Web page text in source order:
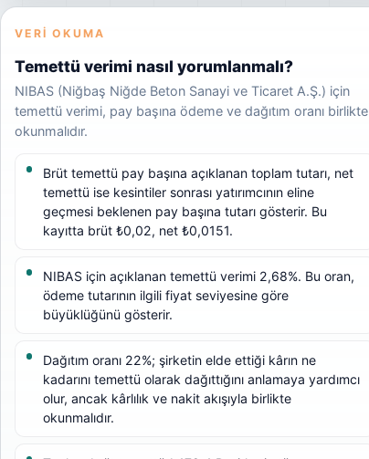
VERI OKUMA
Temettü verimi nasıl yorumlanmalı?
NIBAS (Niğbaş Niğde Beton Sanayi ve Ticaret A.Ş.) için
temettü verimi, pay başına ödeme ve dağıtım oranı birlikte
okunmalıdır.
Brüt temettü pay başına açıklanan toplam tutarı, net
temettü ise kesintiler sonrası yatırımcının eline
geçmesi beklenen pay başına tutarı gösterir. Bu
kayıtta brüt ₺0,02, net ₺0,0151.
NIBAS için açıklanan temettü verimi 2,68%. Bu oran,
ödeme tutarının ilgili fiyat seviyesine göre
büyüklüğünü gösterir.
Dağıtım oranı 22%; şirketin elde ettiği kârın ne
kadarını temettü olarak dağıttığını anlamaya yardımcı
olur, ancak kârlılık ve nakit akışıyla birlikte
okunmalıdır.